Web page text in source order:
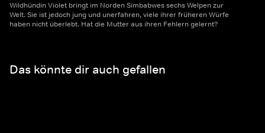
Wildhündin Violet bringt im Norden Simbabwes sechs Welpen zur
Welt. Sie ist jedoch jung und unerfahren, viele ihrer früheren Würfe
haben nicht überlebt. Hat die Mutter aus ihren Fehlern gelernt?
Das könnte dir auch gefallen